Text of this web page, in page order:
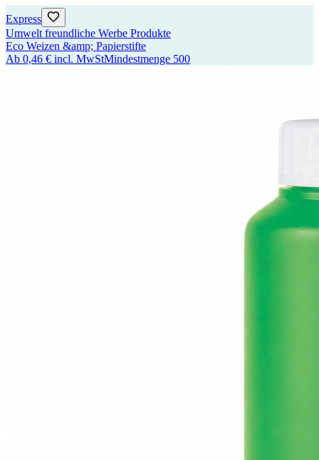
Express
Umwelt freundliche Werbe Produkte
Eco Weizen &amp; Papierstifte
Ab 0,46 € incl. MwStMindestmenge 500